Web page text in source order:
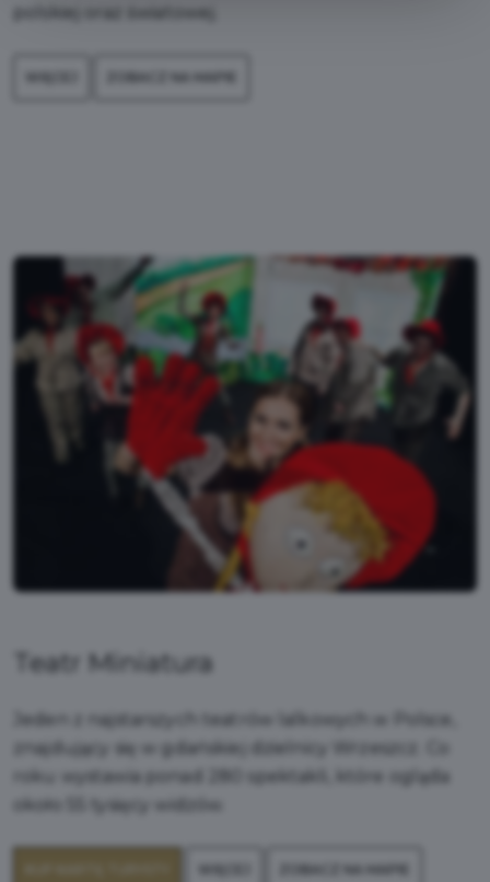
polskiej oraz światowej.
ZOBACZ NA MAPIE
Teatr Miniatura
Jeden z najstarszych teatrów lalkowych w Polsce,
znajdujący się w gdańskiej dzielnicy Wrzeszcz. Co
roku wystawia ponad 280 spektakli, które ogląda
około 55 tysięcy widzów.